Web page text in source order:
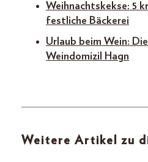
Weihnachtskekse: 5
festliche Bäckerei
Urlaub beim Wein:
Weindomizil Hagn
Weitere Artikel zu